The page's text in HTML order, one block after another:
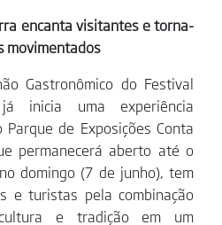
encanta visitantes e torna-
movimentados
Gastronômico do Festival
inicia uma experiência
de Exposições Conta
permanecerá aberto até o
domingo (7 de junho), tem
e turistas pela combinação
e tradição em um